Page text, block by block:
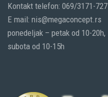
Kontakt telefon: 069/3171-727
E mail: nis@megaconcept.rs
ponedeljak – petak od 10-20h,
subota od 10-15h